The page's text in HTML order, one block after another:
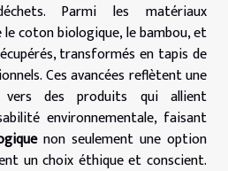
Parmi les matériaux
coton biologique, le bambou, et
transformés en tapis de
Ces avancées reflètent une
vers des produits qui allient
environnementale, faisant
non seulement une option
un choix éthique et conscient.